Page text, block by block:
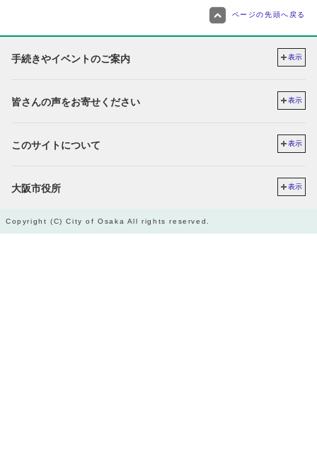
ページの先頭へ戻る
手続きやイベントのご案内 表示
皆さんの声をお寄せください 表示
このサイトについて 表示
大阪市役所 表示
Copyright (C) City of Osaka All rights reserved.